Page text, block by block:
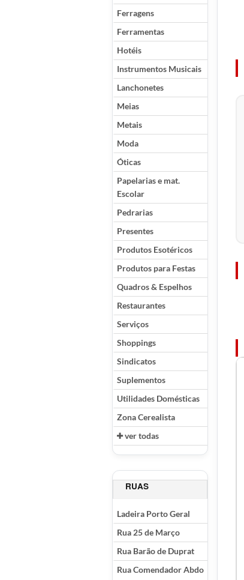
Ferragens
Ferramentas
Hotéis
Instrumentos Musicais
Lanchonetes
Meias
Metais
Moda
Óticas
Papelarias e mat.
Escolar
Pedrarias
Presentes
Produtos Esotéricos
Produtos para Festas
Quadros & Espelhos
Restaurantes
Serviços
Shoppings
Sindicatos
Suplementos
Utilidades Domésticas
Zona Cerealista
ver todas
RUAS
Ladeira Porto Geral
Rua 25 de Março
Rua Barão de Duprat
Rua Comendador Abdo